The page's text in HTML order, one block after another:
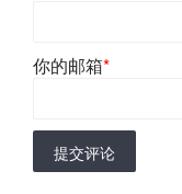
你的邮箱*
提交评论